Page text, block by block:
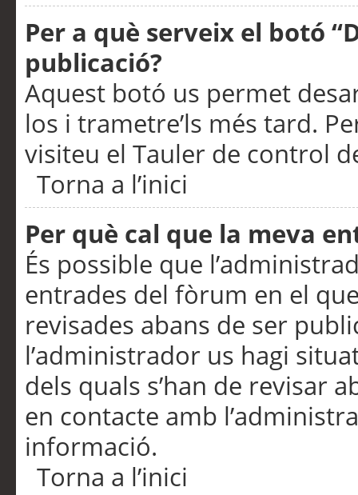
Per a què serveix el botó
publicació?
Aquest botó us permet
los i trametre’ls més tard.
visiteu el Tauler de control
Torna a l’inici
Per què cal que la meva
És possible que
entrades del fòrum en el
revisades abans de ser
l’administrador us hagi
dels quals s’han de revisar
en contacte amb
informació.
Torna a l’inici